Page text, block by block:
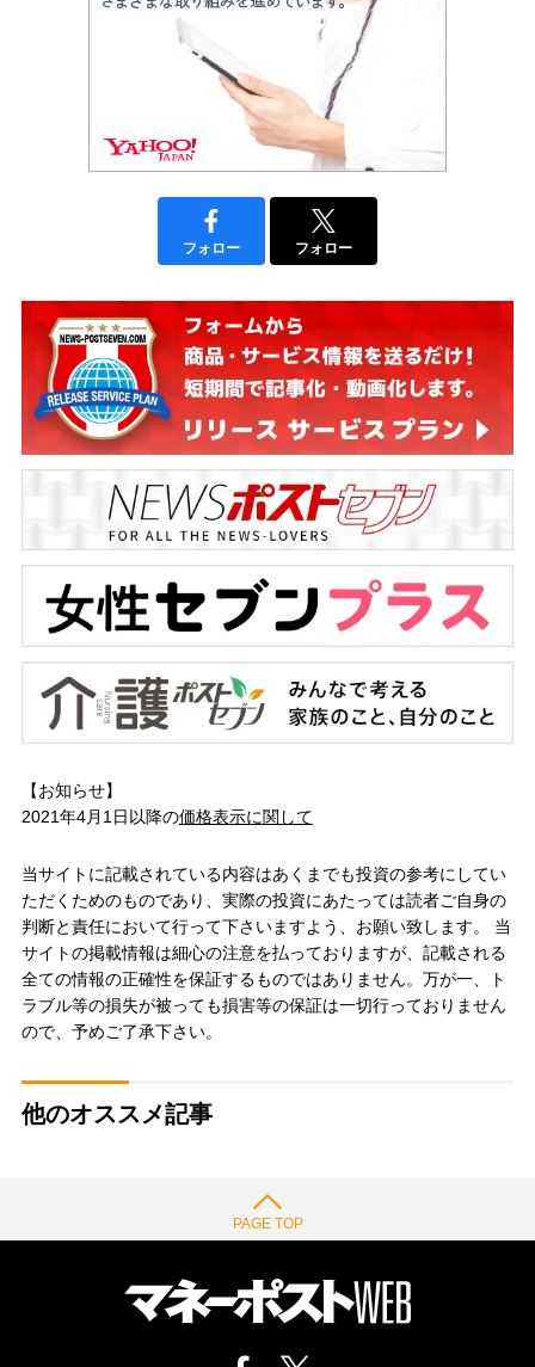
フォロー フォロー
【お知らせ】
2021年4月1日以降の価格表示に関して
当サイトに記載されている内容はあくまでも投資の参考にしてい
ただくためのものであり、実際の投資にあたっては読者ご自身の
判断と責任において行って下さいますよう、お願い致します。 当
サイトの掲載情報は細心の注意を払っておりますが、記載される
全ての情報の正確性を保証するものではありません。万が一、ト
ラブル等の損失が被っても損害等の保証は一切行っておりません
ので、予めご了承下さい。
他のオススメ記事
PAGE TOP